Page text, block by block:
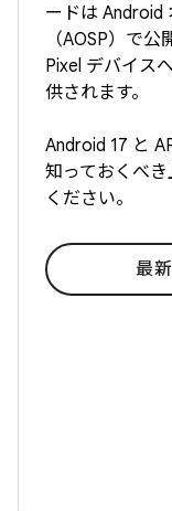
ードは Android
（AOSP）で
Pixel デバイス
供されます。
Android 17 と
知っておくべ
ください。
最